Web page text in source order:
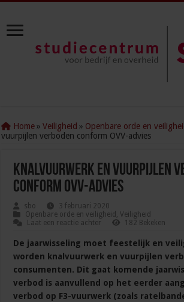
Home » Veiligheid » Openbare orde en
vuurpijlen verboden conform OVV-advies
Knalvuurwerk en vuurpijlen
conform OVV-advies
sbo
3 februari 2020
Openbare orde en veiligheid ,Veiligheid
Laat een reactie achter
182 Bekeken
De jaarwisseling moet feestelijk en
worden knalvuurwerk en vuurpijlen
consumenten. Dit gaat komende
verbod is aanvullend op het eerder
verbod op F3-vuurwerk (zoals